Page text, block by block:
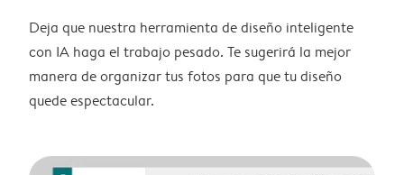
Deja que nuestra herramienta de diseño inteligente
con IA haga el trabajo pesado. Te sugerirá la mejor
manera de organizar tus fotos para que tu diseño
quede espectacular.